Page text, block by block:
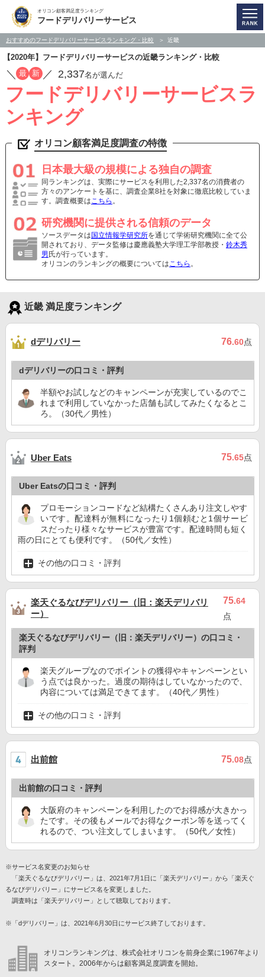
オリコン顧客満足度ランキング
フードデリバリーサービス
おすすめのフードデリバリーサービスランキング・比較 近畿
【2020年】フードデリバリーサービスの近畿ランキング・比較
／ 最 新 ／ 2,337名が選んだ
フードデリバリーサービスラ
ンキング
オリコン顧客満足度調査の特徴
日本最大級の規模による独自の調査
同ランキングは、実際にサービスを利用した2,337名の消費者の
方々のアンケートを基に、調査企業8社を対象に徹底比較していま
す。調査概要はこちら 。
研究機関に提供される信頼のデータ
ソースデータは 国立情報学研究所を通じて学術研究機関に全て公
開されており、データ監修は慶應義塾大学理工学部教授・ 鈴木秀
男 氏が行っています。
オリコンのランキングの概要についてはこちら 。
近畿 満足度ランキング
dデリバリー 76.60点
dデリバリーの口コミ・評判
半額やお試しなどのキャンペーンが充実しているのでこ
れまで利用していなかった店舗も試してみたくなるとこ
ろ。（30代／男性）
Uber Eats 75.65点
Uber Eatsの口コミ・評判
プロモーションコードなど結構たくさんあり注文しやす
いです。配達料が無料になったり1個頼むと1個サービ
スだったり様々なサービスが豊富です。配達時間も短く
雨の日にとても便利です。（50代／女性）
その他の口コミ・評判
楽天ぐるなびデリバリー（旧：楽天デリバリ
ー）
75.64
点
楽天ぐるなびデリバリー（旧：楽天デリバリー）の口コミ・
評判
楽天グループなのでポイントの獲得やキャンペーンとい
う点では良かった。過度の期待はしていなかったので、
内容については満足できてます。（40代／男性）
その他の口コミ・評判
出前館 75.08点
出前館の口コミ・評判
大阪府のキャンペーンを利用したのでお得感が大きかっ
たです。その後もメールでお得なクーポン等を送ってく
れるので、つい注文してしまいます。（50代／女性）
※サービス名変更のお知らせ
「楽天ぐるなびデリバリー」は、2021年7月1日に「楽天デリバリー」から「楽天ぐ
るなびデリバリー」にサービス名を変更しました。
調査時は「楽天デリバリー」として聴取しております。
※「dデリバリー」は、2021年6月30日にサービス終了しております。
オリコンランキングは、株式会社オリコンを前身企業に1967年より
スタート。2006年からは顧客満足度調査を開始。